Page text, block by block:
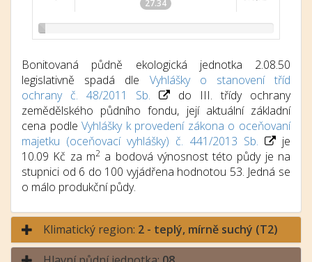
27.34
Bonitovaná půdně ekologická jednotka 2.08.50
legislativně spadá dle Vyhlášky o stanovení tříd
ochrany č. 48/2011 Sb.
do III. třídy ochrany
zemědělského půdního fondu, její aktuální základní
cena podleVyhlášky k provedení zákona o oceňovaní
majetku (oceňovací vyhlášky) č. 441/2013 Sb.
je
10.09 Kč za m2a bodová výnosnost této půdy je na
stupnici od 6 do 100 vyjádřena hodnotou 53. Jedná se
o málo produkční půdy.
Klimatický region: 2 - teplý, mírně suchý (T2)